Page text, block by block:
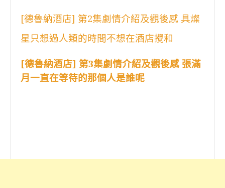
[德魯納酒店] 第2集劇情介紹及觀後感 具燦
星只想過人類的時間不想在酒店攪和
[德魯納酒店] 第3集劇情介紹及觀後感 張滿
月一直在等待的那個人是誰呢